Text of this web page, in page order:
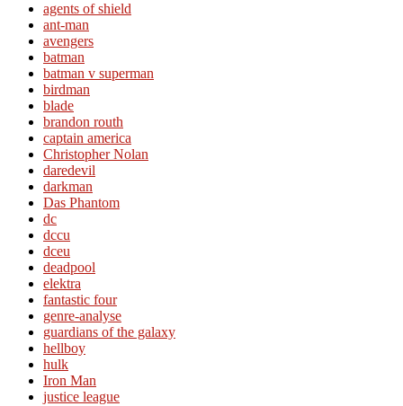
agents of shield
ant-man
avengers
batman
batman v superman
birdman
blade
brandon routh
captain america
Christopher Nolan
daredevil
darkman
Das Phantom
dc
dccu
dceu
deadpool
elektra
fantastic four
genre-analyse
guardians of the galaxy
hellboy
hulk
Iron Man
justice league